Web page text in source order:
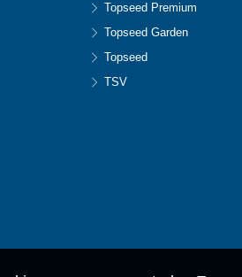
Topseed Premium
Topseed Garden
Topseed
TSV